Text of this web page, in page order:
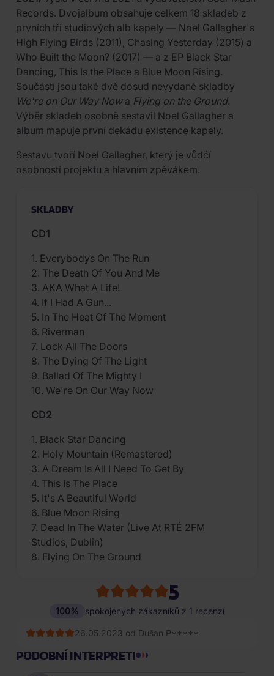
Records. Dvojalbum obsahuje celkem 18 skladeb z
prvních tří studiových alb kapely — Noel Gallagher's
High Flying Birds (2011), Chasing Yesterday (2015) a
Who Built the Moon? (2017) — a z EP Black Star
Dancing, This Is the Place a Blue Moon Rising.
Součástí jsou také dvě dosud nevydané skladby
We're on Our Way Nowa Flying on the Ground.
Výběr skladeb osobně sestavil Noel Gallagher a
album mapuje první dekádu existence kapely.
Sestavu tvoří Noel Gallagher, který je vůdčí
osobností projektu a hlavním zpěvákem.
SKLADBY
CD1
1. Everybodys On The Run
2. The Death Of You And Me
3. AKA What A Life!
4. If I Had A Gun...
5. In The Heat Of The Moment
6. Riverman
7. Lock All The Doors
8. The Dying Of The Light
9. Ballad Of The Mighty I
10. We're On Our Way Now
CD2
1. Black Star Dancing
2. Holy Mountain (Remastered)
3. A Dream Is All I Need To Get By
4. This Is The Place
5. It's A Beautiful World
6. Blue Moon Rising
7. Dead In The Water (Live At RTÉ 2FM
Studios, Dublin)
8. Flying On The Ground
5
100% spokojených zákazníků z 1 recenzí
26.05.2023 od Dušan P*****
PODOBNÍ INTERPRETI